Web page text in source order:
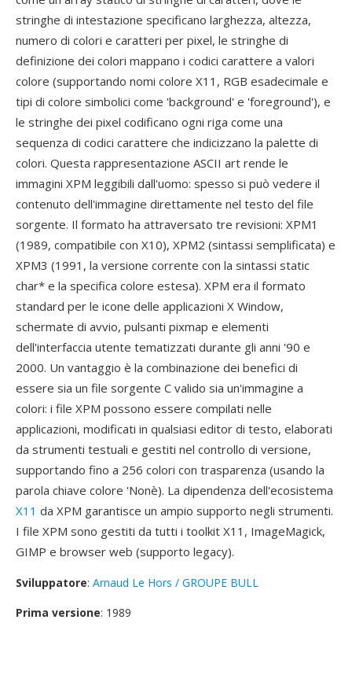
stringhe di intestazione specificano larghezza, altezza,
numero di colori e caratteri per pixel, le stringhe di
definizione dei colori mappano i codici carattere a valori
colore (supportando nomi colore X11, RGB esadecimale e
tipi di colore simbolici come 'background' e 'foreground'), e
le stringhe dei pixel codificano ogni riga come una
sequenza di codici carattere che indicizzano la palette di
colori. Questa rappresentazione ASCII art rende le
immagini XPM leggibili dall'uomo: spesso si può vedere il
contenuto dell'immagine direttamente nel testo del file
sorgente. Il formato ha attraversato tre revisioni: XPM1
(1989, compatibile con X10), XPM2 (sintassi semplificata) e
XPM3 (1991, la versione corrente con la sintassi static
char* e la specifica colore estesa). XPM era il formato
standard per le icone delle applicazioni X Window,
schermate di avvio, pulsanti pixmap e elementi
dell'interfaccia utente tematizzati durante gli anni '90 e
2000. Un vantaggio è la combinazione dei benefici di
essere sia un file sorgente C valido sia un'immagine a
colori: i file XPM possono essere compilati nelle
applicazioni, modificati in qualsiasi editor di testo, elaborati
da strumenti testuali e gestiti nel controllo di versione,
supportando fino a 256 colori con trasparenza (usando la
parola chiave colore 'Nonè). La dipendenza dell'ecosistema
X11 da XPM garantisce un ampio supporto negli strumenti.
I file XPM sono gestiti da tutti i toolkit X11, ImageMagick,
GIMP e browser web (supporto legacy).
Sviluppatore: Arnaud Le Hors / GROUPE BULL
Prima versione: 1989